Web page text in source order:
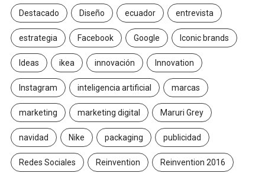
Destacado Diseño ecuador entrevista
estrategia Facebook Google Iconic brands
Ideas ikea innovación Innovation
Instagram inteligencia artificial marcas
marketing marketing digital Maruri Grey
navidad Nike packaging publicidad
Redes Sociales Reinvention Reinvention 2016